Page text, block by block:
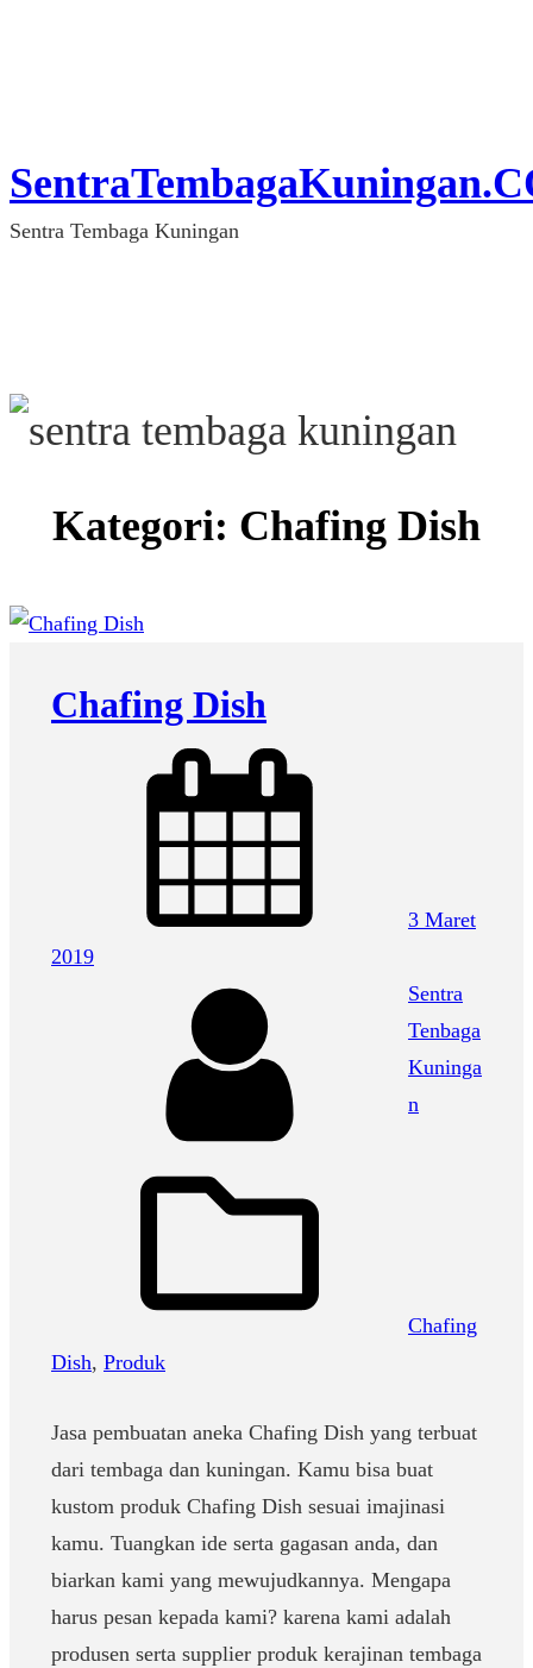
Sentra Tembaga Kuningan
Kategori: Chafing Dish
Chafing Dish
3 Maret
2019
Sentra
Tenbaga
Kuninga
n
Chafing
Dish, Produk
Jasa pembuatan aneka Chafing Dish yang terbuat
dari tembaga dan kuningan. Kamu bisa buat
kustom produk Chafing Dish sesuai imajinasi
kamu. Tuangkan ide serta gagasan anda, dan
biarkan kami yang mewujudkannya. Mengapa
harus pesan kepada kami? karena kami adalah
produsen serta supplier produk kerajinan tembaga